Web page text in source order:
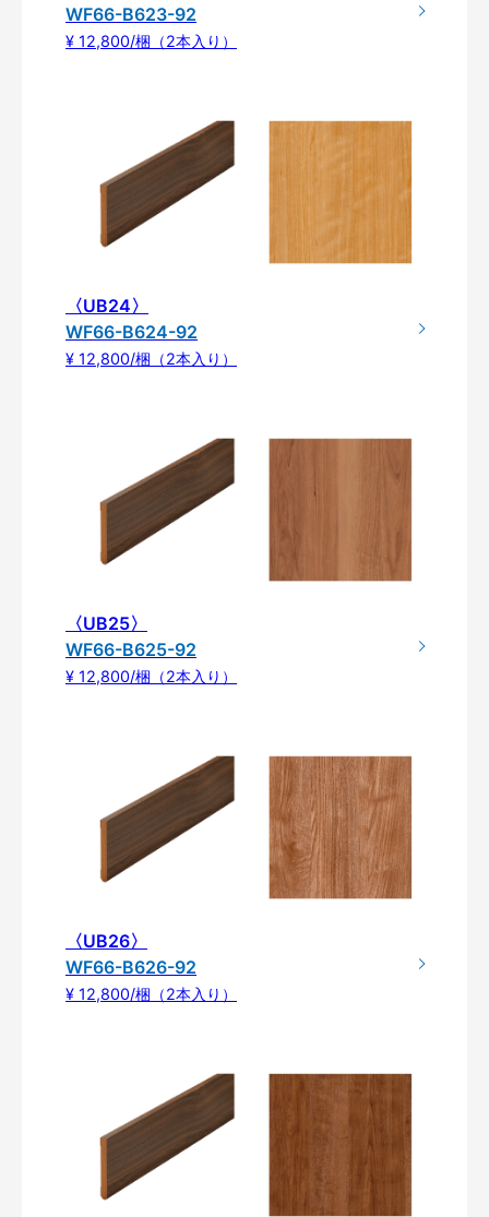
WF66-B623-92
¥ 12,800/梱（2本入り）
〈UB24〉
WF66-B624-92
¥ 12,800/梱（2本入り）
〈UB25〉
WF66-B625-92
¥ 12,800/梱（2本入り）
〈UB26〉
WF66-B626-92
¥ 12,800/梱（2本入り）